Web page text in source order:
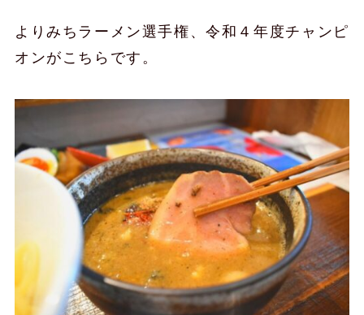
よりみちラーメン選手権、令和４年度チャンピ
オンがこちらです。